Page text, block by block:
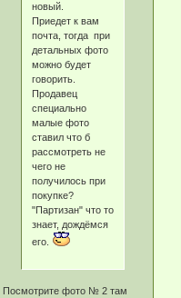
новый.
Приедет к вам
почта, тогда при
детальных фото
можно будет
говорить.
Продавец
специально
малые фото
ставил что б
рассмотреть не
чего не
получилось при
покупке?
"Партизан" что то
знает, дождёмся
его.
Посмотрите фото № 2 там